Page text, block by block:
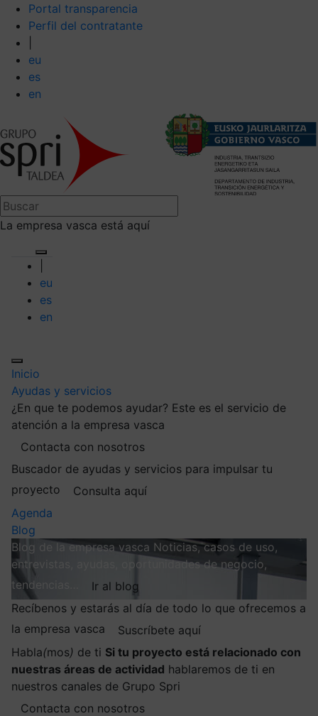
Portal transparencia
Perfil del contratante
eu
es
en
La empresa vasca está aquí
eu
es
en
Inicio
Ayudas y servicios
¿En que te podemos ayudar? Este es el servicio de
atención a la empresa vasca
Contacta con nosotros
Buscador de ayudas y servicios para impulsar tu
proyecto
Consulta aquí
Agenda
Blog
Blog de la empresa vasca Noticias, casos de uso,
entrevistas, ayudas, oportunidades de negocio,
tendencias…
Ir al blog
Recíbenos y estarás al día de todo lo que ofrecemos a
la empresa vasca
Suscríbete aquí
Habla(mos) de ti Si tu proyecto está relacionado con
nuestras áreas de actividad hablaremos de ti en
nuestros canales de Grupo Spri
Contacta con nosotros